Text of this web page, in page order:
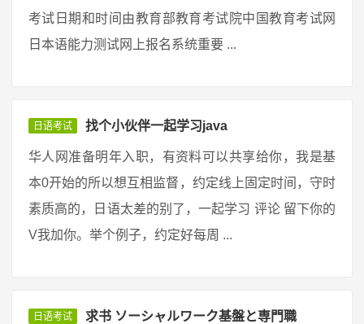
考试日期和时间由教育部教育考试院中国教育考试网
日本语能力测试网上报名系统重要 ...
日语考试 找个小伙伴一起学习java
华人网准备明年入职，有资料可以共享给你，我是基
本0开始的所以想互相监督，约定线上固定时间，守时
素质高的，日语太差的别了，一起学习 评论 留下你的
V我加你。举个例子，约定好每周 ...
日语考试 求书 ソーシャルワーク基盤と専門職